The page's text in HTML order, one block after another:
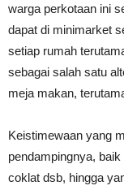
warga perkotaan ini
dapat di minimarket
setiap rumah
sebagai salah satu
meja makan,
Keistimewaan yang
pendampingnya,
coklat dsb, hingga